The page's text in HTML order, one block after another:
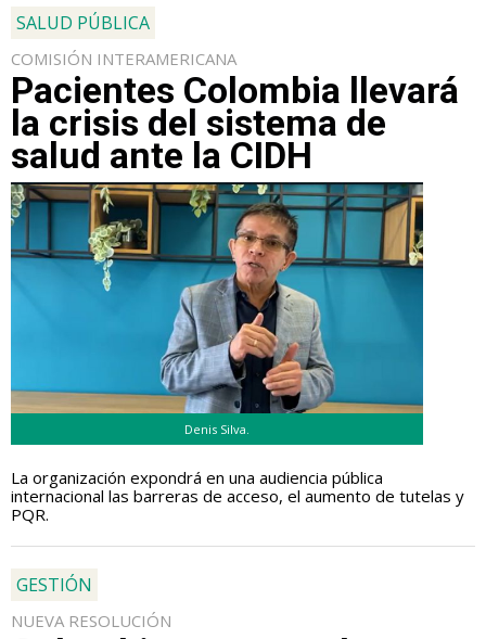
SALUD PÚBLICA
COMISIÓN INTERAMERICANA
Pacientes Colombia llevará
la crisis del sistema de
salud ante la CIDH
Denis Silva.
La organización expondrá en una audiencia pública
internacional las barreras de acceso, el aumento de tutelas y
PQR.
GESTIÓN
NUEVA RESOLUCIÓN